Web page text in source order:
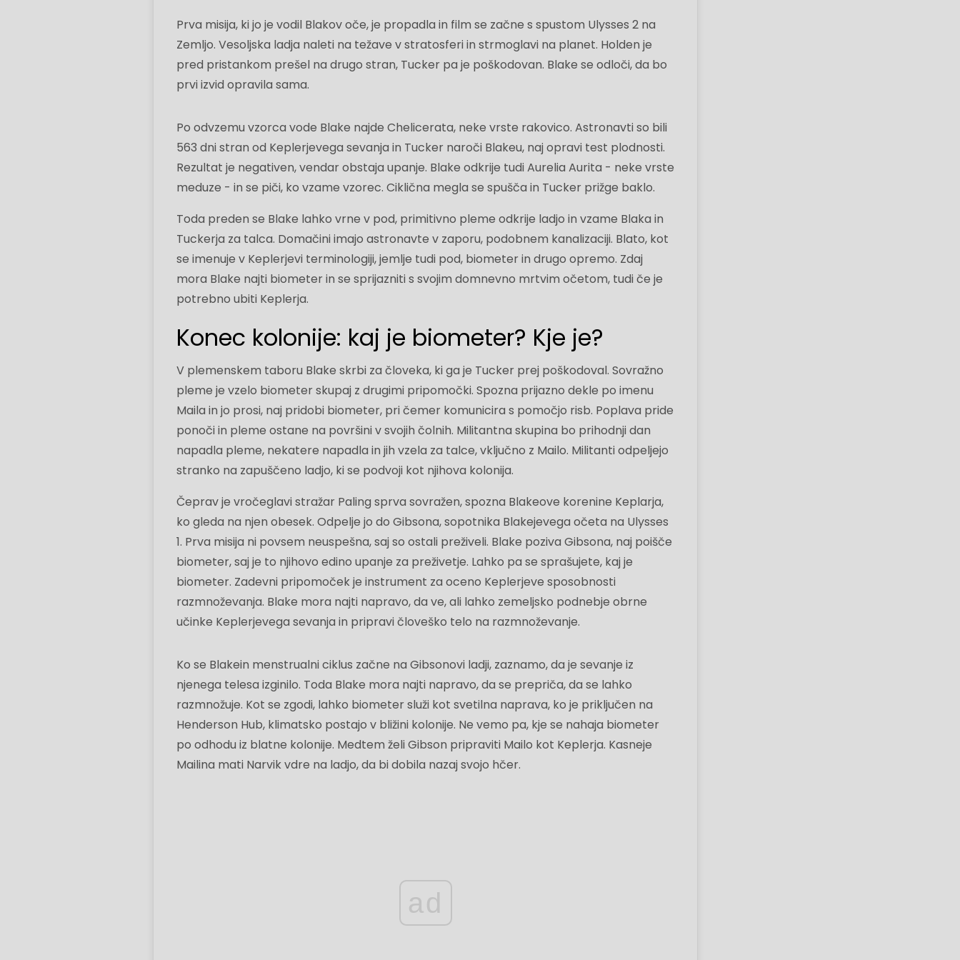
Prva misija, ki jo je vodil Blakov oče, je propadla in film se začne s spustom Ulysses 2 na
Zemljo. Vesoljska ladja naleti na težave v stratosferi in strmoglavi na planet. Holden je
pred pristankom prešel na drugo stran, Tucker pa je poškodovan. Blake se odloči, da bo
prvi izvid opravila sama.
Po odvzemu vzorca vode Blake najde Chelicerata, neke vrste rakovico. Astronavti so bili
563 dni stran od Keplerjevega sevanja in Tucker naroči Blakeu, naj opravi test plodnosti.
Rezultat je negativen, vendar obstaja upanje. Blake odkrije tudi Aurelia Aurita - neke vrste
meduze - in se piči, ko vzame vzorec. Ciklična megla se spušča in Tucker prižge baklo.
Toda preden se Blake lahko vrne v pod, primitivno pleme odkrije ladjo in vzame Blaka in
Tuckerja za talca. Domačini imajo astronavte v zaporu, podobnem kanalizaciji. Blato, kot
se imenuje v Keplerjevi terminologiji, jemlje tudi pod, biometer in drugo opremo. Zdaj
mora Blake najti biometer in se sprijazniti s svojim domnevno mrtvim očetom, tudi če je
potrebno ubiti Keplerja.
Konec kolonije: kaj je biometer? Kje je?
V plemenskem taboru Blake skrbi za človeka, ki ga je Tucker prej poškodoval. Sovražno
pleme je vzelo biometer skupaj z drugimi pripomočki. Spozna prijazno dekle po imenu
Maila in jo prosi, naj pridobi biometer, pri čemer komunicira s pomočjo risb. Poplava pride
ponoči in pleme ostane na površini v svojih čolnih. Militantna skupina bo prihodnji dan
napadla pleme, nekatere napadla in jih vzela za talce, vključno z Mailo. Militanti odpeljejo
stranko na zapuščeno ladjo, ki se podvoji kot njihova kolonija.
Čeprav je vročeglavi stražar Paling sprva sovražen, spozna Blakeove korenine Keplarja,
ko gleda na njen obesek. Odpelje jo do Gibsona, sopotnika Blakejevega očeta na Ulysses
1. Prva misija ni povsem neuspešna, saj so ostali preživeli. Blake poziva Gibsona, naj poišče
biometer, saj je to njihovo edino upanje za preživetje. Lahko pa se sprašujete, kaj je
biometer. Zadevni pripomoček je instrument za oceno Keplerjeve sposobnosti
razmnoževanja. Blake mora najti napravo, da ve, ali lahko zemeljsko podnebje obrne
učinke Keplerjevega sevanja in pripravi človeško telo na razmnoževanje.
Ko se Blakein menstrualni ciklus začne na Gibsonovi ladji, zaznamo, da je sevanje iz
njenega telesa izginilo. Toda Blake mora najti napravo, da se prepriča, da se lahko
razmnožuje. Kot se zgodi, lahko biometer služi kot svetilna naprava, ko je priključen na
Henderson Hub, klimatsko postajo v bližini kolonije. Ne vemo pa, kje se nahaja biometer
po odhodu iz blatne kolonije. Medtem želi Gibson pripraviti Mailo kot Keplerja. Kasneje
Mailina mati Narvik vdre na ladjo, da bi dobila nazaj svojo hčer.
ad